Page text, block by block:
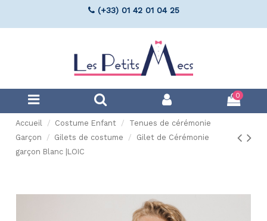
(+33) 01 42 01 04 25
0
Accueil Costume Enfant
Tenues de cérémonie
Garçon
Gilets de costume
Gilet de Cérémonie
garçon Blanc |LOIC